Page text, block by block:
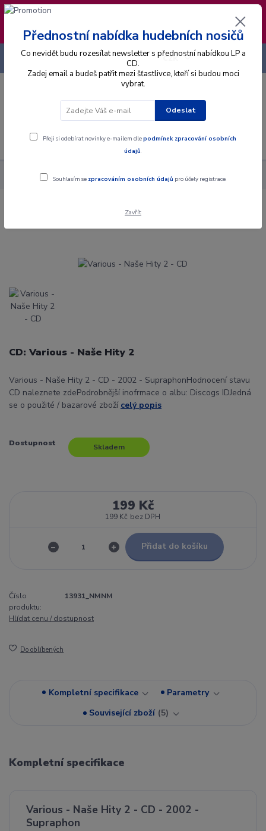
❣️ Od 4.8. do 13.8. čerpám dovolenou. Datum
expedice objednávek se posouvá na pátek
14.8.2026 🐋
Menu
CZK
+420 725 736 293
Alba CD Various - Naše Hity 2 - CD
Various - Naše Hity 2 - CD
CD: Various - Naše Hity 2
Various - Naše Hity 2 - CD - 2002 - SupraphonHodnocení stavu
CD naleznete zdePodrobnější inofrmace o albu: Discogs IDJedná
se o použité / bazarové zboží celý popis
Dostupnost Skladem
199 Kč
199 Kč bez DPH
Přidat do košíku
Číslo
produktu:
13931_NMNM
Hlídat cenu / dostupnost
Do oblíbených
Kompletní specifikace
Parametry
Související zboží 5
Kompletní specifikace
Various - Naše Hity 2 - CD - 2002 -
Supraphon
Přednostní nabídka hudebních nosičů
Co nevidět budu rozesílat newsletter s přednostní nabídkou LP a
CD.
Zadej email a budeš patřit mezi šťastlivce, kteří si budou moci
vybrat.
Odeslat
Přeji si odebírat novinky e-mailem dlepodmínek zpracování osobních
údajů.
Souhlasím se zpracováním osobních údajů pro účely registrace.
Zavřít